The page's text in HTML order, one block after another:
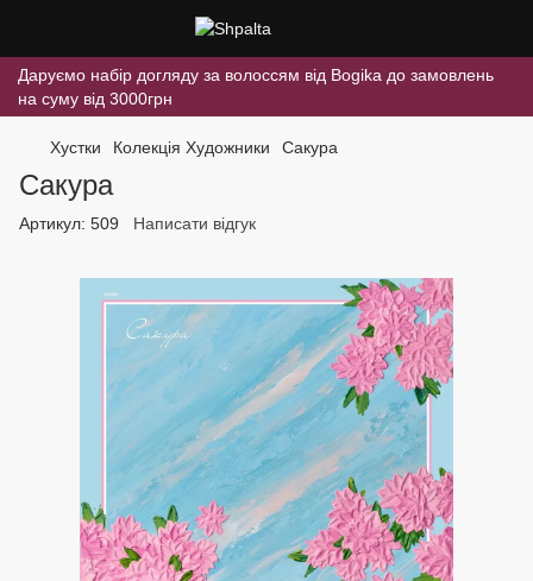
Даруємо набір догляду за волоссям від Bogika до замовлень
на суму від 3000грн
Хустки Колекція Художники Сакура
Сакура
Артикул: 509 Написати відгук